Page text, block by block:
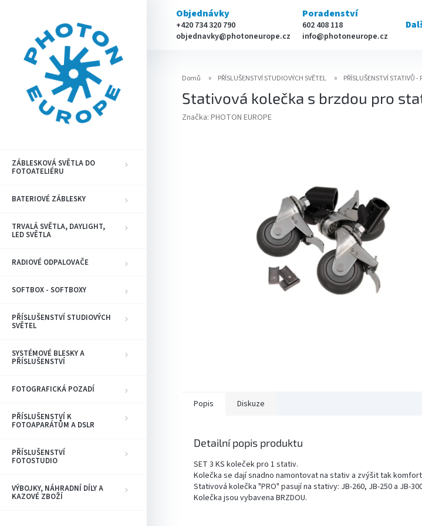
Objednávky
+420 734 320 790
objednavky@photoneurope.cz
Poradenství
602 408 118
info@photoneurope.cz
ZÁBLESKOVÁ SVĚTLA DO
FOTOATELIÉRU
BATERIOVÉ ZÁBLESKY
TRVALÁ SVĚTLA, DAYLIGHT,
LED SVĚTLA
RADIOVÉ ODPALOVAČE
SOFTBOX - SOFTBOXY
PŘÍSLUŠENSTVÍ STUDIOVÝCH
SVĚTEL
SYSTÉMOVÉ BLESKY A
PŘÍSLUŠENSTVÍ
FOTOGRAFICKÁ POZADÍ
PŘÍSLUŠENSTVÍ K
FOTOAPARÁTŮM A DSLR
PŘÍSLUŠENSTVÍ
FOTOSTUDIO
VÝBOJKY, NÁHRADNÍ DÍLY A
KAZOVÉ ZBOŽÍ
Domů PŘÍSLUŠENSTVÍ STUDIOVÝCH SVĚTEL PŘÍSLUŠENSTVÍ STATIVŮ
Stativová kolečka s brzdou pro
Značka: PHOTON EUROPE
Popis Diskuze
Detailní popis produktu
SET 3 KS koleček pro 1 stativ.
Kolečka se dají snadno namontovat na stativ a zvýšit tak
Stativová kolečka "PRO" pasují na stativy: JB-260, JB-250 a JB-
Kolečka jsou vybavena BRZDOU.